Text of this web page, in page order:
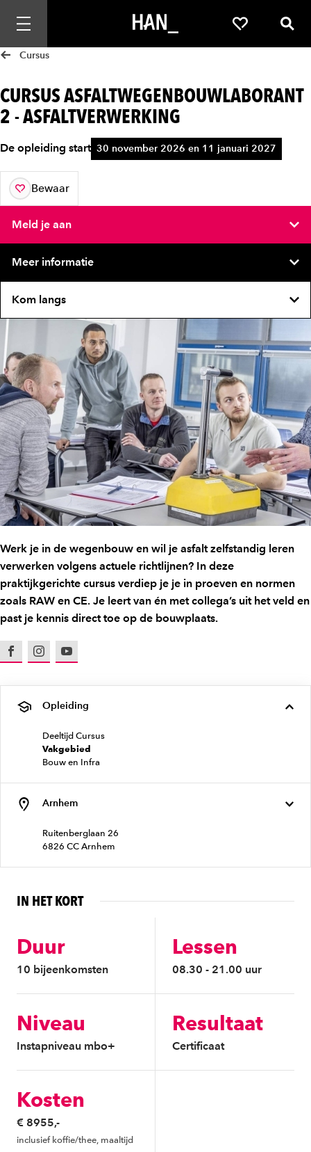
Mobiele navigatie openen Favorieten
Cursus
CURSUS ASFALTWEGENBOUWLABORANT
2 - ASFALTVERWERKING
De opleiding start 30 november 2026 en 11 januari 2027
Bewaar
aan je favorieten
Meld je aan
Meer informatie
Kom langs
Werk je in de wegenbouw en wil je asfalt zelfstandig leren
verwerken volgens actuele richtlijnen? In deze
praktijkgerichte cursus verdiep je je in proeven en normen
zoals RAW en CE. Je leert van én met collega’s uit het veld en
past je kennis direct toe op de bouwplaats.
FacebookInstagramYoutube
Opleiding
Deeltijd Cursus
Vakgebied
Bouw en Infra
Arnhem
Ruitenberglaan 26
6826 CC Arnhem
IN HET KORT
Duur
10 bijeenkomsten
Lessen
08.30 - 21.00 uur
Niveau
Instapniveau mbo+
Resultaat
Certificaat
Kosten
€ 8955,-
inclusief koffie/thee, maaltijd